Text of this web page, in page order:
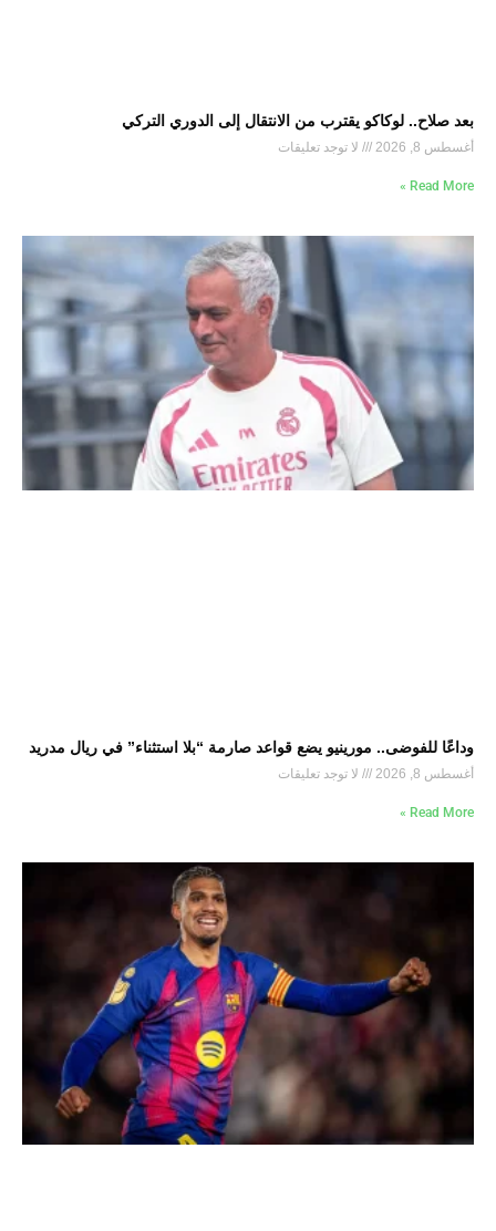
بعد صلاح.. لوكاكو يقترب من الانتقال إلى الدوري التركي
أغسطس 8, 2026 لا توجد تعليقات
Read More »
وداعًا للفوضى.. مورينيو يضع قواعد صارمة “بلا استثناء” في ريال مدريد
أغسطس 8, 2026 لا توجد تعليقات
Read More »